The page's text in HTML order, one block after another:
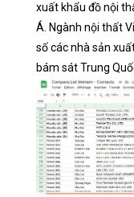
xuất khẩu đồ nội
Á. Ngành nội thất
số các nhà sản
bám sát Trung